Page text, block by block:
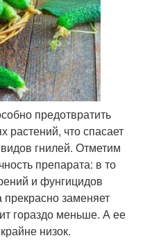
предотвратить
растений, что спасает
гнилей. Отметим
препарата: в то
и фунгицидов
заменяет
гораздо меньше. А ее
низок.